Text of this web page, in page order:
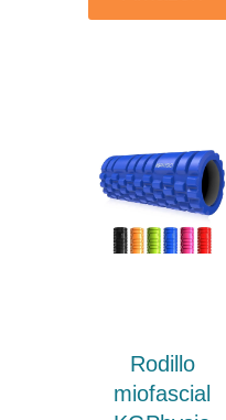
Rodillo
miofascial